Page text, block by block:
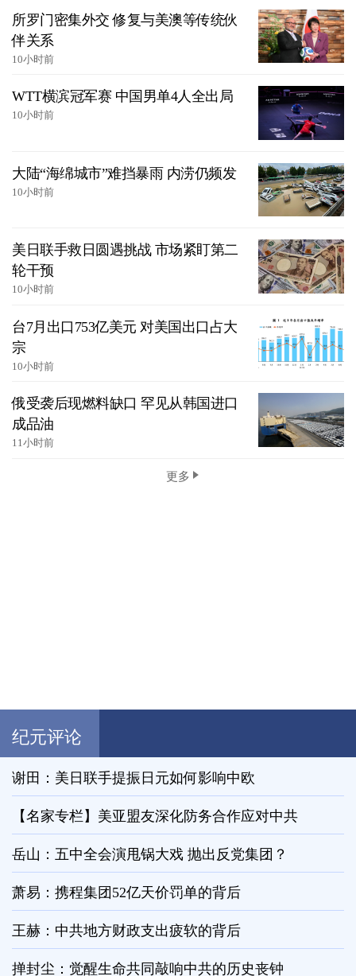
所罗门密集外交 修复与美澳等传统伙
伴关系
10小时前
WTT横滨冠军赛 中国男单4人全出局
10小时前
大陆“海绵城市”难挡暴雨 内涝仍频发
10小时前
美日联手救日圆遇挑战 市场紧盯第二
轮干预
10小时前
台7月出口753亿美元 对美国出口占大
宗
10小时前
俄受袭后现燃料缺口 罕见从韩国进口
成品油
11小时前
更多
纪元评论
谢田：美日联手提振日元如何影响中欧
【名家专栏】美亚盟友深化防务合作应对中共
岳山：五中全会演甩锅大戏 抛出反党集团？
萧易：携程集团52亿天价罚单的背后
王赫：中共地方财政支出疲软的背后
掸封尘：觉醒生命共同敲响中共的历史丧钟